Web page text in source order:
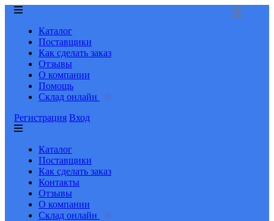
Каталог
Поставщики
Как сделать заказ
Отзывы
О компании
Помощь
Склад онлайн
Регистрация Вход
Каталог
Поставщики
Как сделать заказ
Контакты
Отзывы
О компании
Склад онлайн